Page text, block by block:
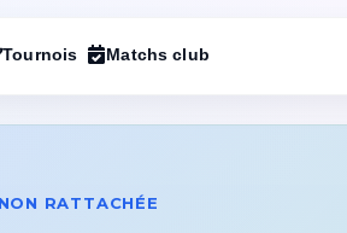
Tournois Matchs club
RATTACHÉE